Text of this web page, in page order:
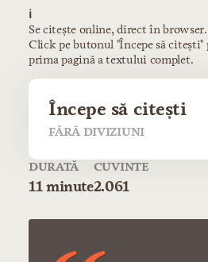
ℹ️
Se citește online, direct în
Click pe butonul "Începe să citești"
prima pagină a textului complet.
Începe să citești
FĂRĂ DIVIZIUNI
DURATĂ
11 minute
CUVINTE
2.061